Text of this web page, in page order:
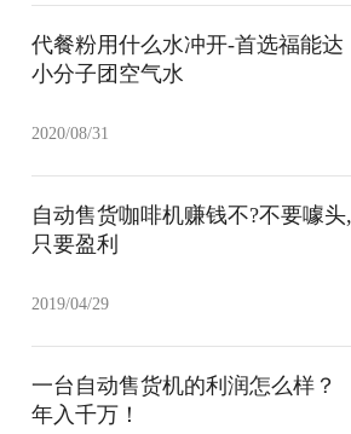
代餐粉用什么水冲开-首选福能达
小分子团空气水
2020/08/31
​自动售货咖啡机赚钱不?不要噱头,
只要盈利
2019/04/29
一台自动售货机的利润怎么样？
年入千万！